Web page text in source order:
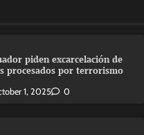
piden excarcelación de
procesados por terrorismo
1, 2025 0